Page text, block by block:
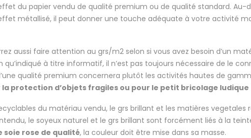
du papier vendu de qualité premium ou de qualité standard.
métallisé, il peut donner une touche adéquate à votre activité
aussi faire attention au grs/m2 selon si vous avez besoin d’un
à titre informatif, il n’est pas toujours nécessaire de le
qualité premium concernera plutôt les activités hautes de
la protection d’objets fragiles ou pour le petit bricolage ludique
du matériau vendu, le grs brillant et les matières
le soyeux naturel et le grs brillant sont forcément liés à la
soie rose de qualité, la couleur doit être mise dans sa masse.